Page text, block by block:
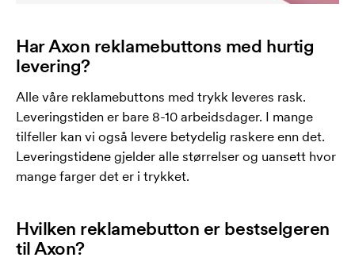
Har Axon reklamebuttons med hurtig
levering?
Alle våre reklamebuttons med trykk leveres rask.
Leveringstiden er bare 8-10 arbeidsdager. I mange
tilfeller kan vi også levere betydelig raskere enn det.
Leveringstidene gjelder alle størrelser og uansett hvor
mange farger det er i trykket.
Hvilken reklamebutton er bestselgeren
til Axon?